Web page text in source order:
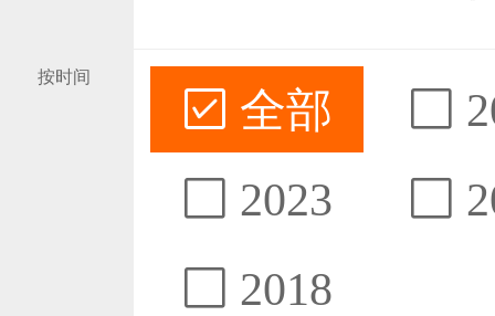
按时间
全部
2023
2018